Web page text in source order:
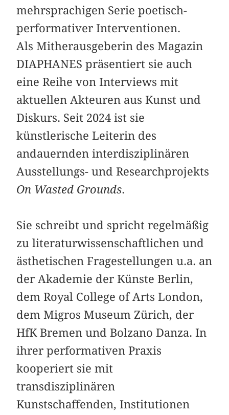
mehrsprachigen Serie poetisch-
performativer Interventionen.
Als Mitherausgeberin des Magazin
DIAPHANES präsentiert sie auch
eine Reihe von Interviews mit
aktuellen Akteuren aus Kunst und
Diskurs. Seit 2024 ist sie
künstlerische Leiterin des
andauernden interdisziplinären
Ausstellungs- und Researchprojekts
On Wasted Grounds.
Sie schreibt und spricht regelmäßig
zu literaturwissenschaftlichen und
ästhetischen Fragestellungen u.a. an
der Akademie der Künste Berlin,
dem Royal College of Arts London,
dem Migros Museum Zürich, der
HfK Bremen und Bolzano Danza. In
ihrer performativen Praxis
kooperiert sie mit
transdisziplinären
Kunstschaffenden, Institutionen